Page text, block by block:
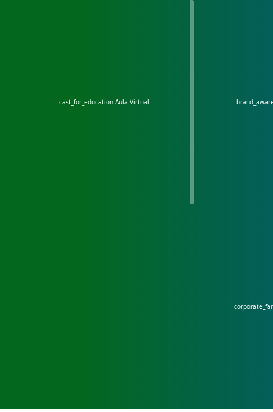
cast_for_education Aula Virtual